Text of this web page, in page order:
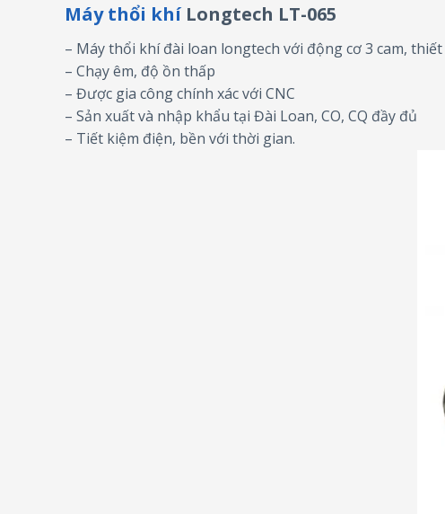
Máy thổi khíLongtech LT-065
– Máy thổi khí đài loan longtech với động cơ 3 cam,
– Chạy êm, độ ồn thấp
– Được gia công chính xác với CNC
– Sản xuất và nhập khẩu tại Đài Loan, CO, CQ đầy đủ
– Tiết kiệm điện, bền với thời gian.